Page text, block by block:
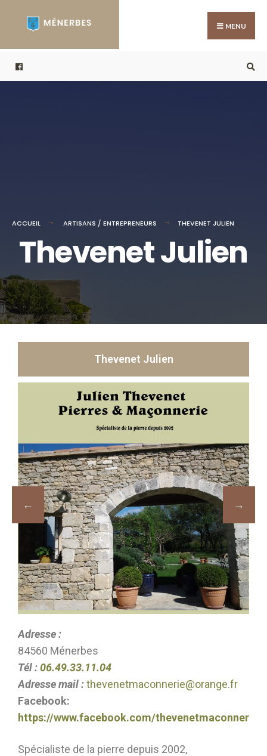
MENU
ACCUEIL ARTISANS / ENTREPRENEURS THEVENET JULIEN​
Thevenet Julien​
Thevenet Julien​
Adresse :
84560 Ménerbes
Tél :06.49.33.11.04
Adresse mail :thevenetmaconnerie@orange.fr
Facebook:
https://www.facebook.com/thevenetmaconnerie
Spécialiste de la pierre depuis 2002,